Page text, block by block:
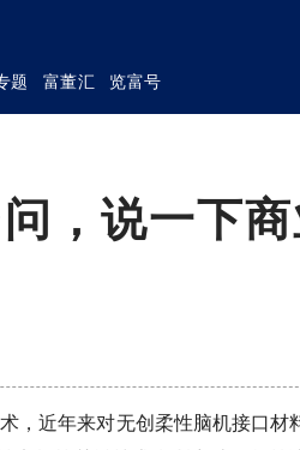
题 富董汇 览富号
，说一下
，近年来对无创柔性脑机接口材